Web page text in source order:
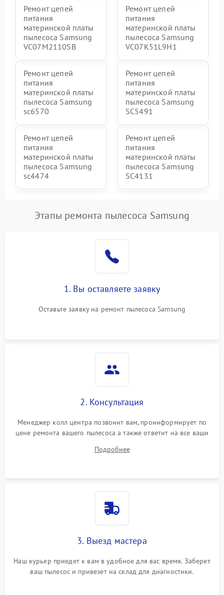
Ремонт цепей
питания
материнской платы
пылесоса Samsung
VC07M2110SB
Ремонт цепей
питания
материнской платы
пылесоса Samsung
VC07K51L9H1
Ремонт цепей
питания
материнской платы
пылесоса Samsung
sc6570
Ремонт цепей
питания
материнской платы
пылесоса Samsung
SC5491
Ремонт цепей
питания
материнской платы
пылесоса Samsung
sc4474
Ремонт цепей
питания
материнской платы
пылесоса Samsung
SC4131
Этапы ремонта пылесоса Samsung
1. Вы оставляете заявку
Оставьте заявку на ремонт пылесоса Samsung
2. Консультация
Менеджер колл центра позвонит вам, проинформирует по
цене ремонта вашего пылесоса а также ответит на все ваши
Подробнее
3. Выезд мастера
Наш курьер приедет к вам в удобное для вас время. Заберет
ваш пылесос и привезет на склад для диагностики.